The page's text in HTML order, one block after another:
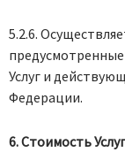
5.2.6.
Услуг и
Федерации.
6. Стоимость